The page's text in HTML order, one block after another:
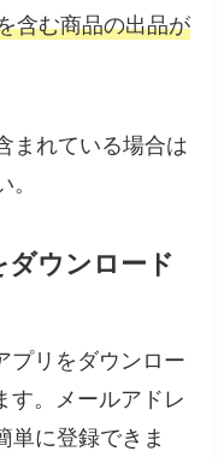
含む商品の出品が
まれている場合は
ウンロード
プリをダウンロー
す。メールアドレ
単に登録できま